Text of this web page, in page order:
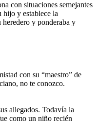
con situaciones semejantes
hijo y establece la
y ponderaba y
con su “maestro” de
no te conozco.
allegados. Todavía la
como un niño recién